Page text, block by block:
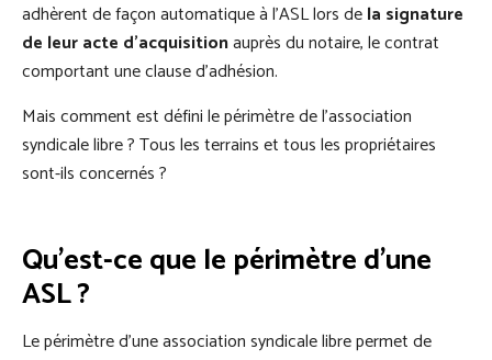
adhèrent de façon automatique à l’ASL lors dela signature
de leur acte d’acquisitionauprès du notaire, le contrat
comportant une clause d’adhésion.
Mais comment est défini le périmètre de l’association
syndicale libre ? Tous les terrains et tous les propriétaires
sont-ils concernés ?
Qu’est-ce que le périmètre d’une
ASL ?
Le périmètre d’une association syndicale libre permet de